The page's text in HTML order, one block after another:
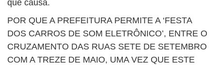
que causa.
POR QUE A PREFEITURA PERMITE A ‘FESTA
DOS CARROS DE SOM ELETRÔNICO’, ENTRE O
CRUZAMENTO DAS RUAS SETE DE SETEMBRO
COM A TREZE DE MAIO, UMA VEZ QUE ESTE